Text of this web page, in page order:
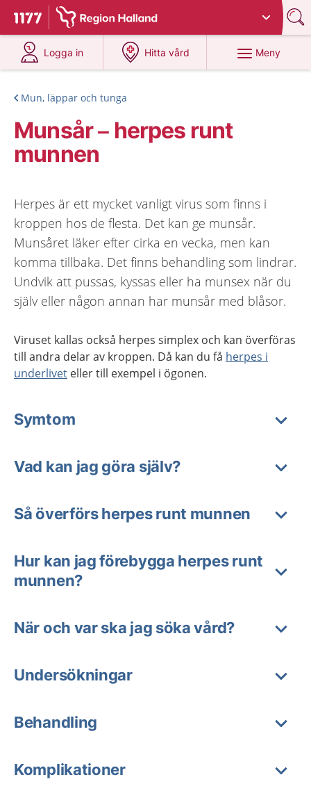
Till startsidan för 1177
Du har valt region Halland
Logga in
på 1177.se
Hitta vård
på 1177.se
Meny
Mun, läppar och tunga
Munsår – herpes runt
munnen
Herpes är ett mycket vanligt virus som finns i
kroppen hos de flesta. Det kan ge munsår.
Munsåret läker efter cirka en vecka, men kan
komma tillbaka. Det finns behandling som lindrar.
Undvik att pussas, kyssas eller ha munsex när du
själv eller någon annan har munsår med blåsor.
Viruset kallas också herpes simplex och kan överföras
till andra delar av kroppen. Då kan du få herpes i
underlivet eller till exempel i ögonen.
Symtom
Vad kan jag göra själv?
Så överförs herpes runt munnen
Hur kan jag förebygga herpes runt
munnen?
När och var ska jag söka vård?
Undersökningar
Behandling
Komplikationer